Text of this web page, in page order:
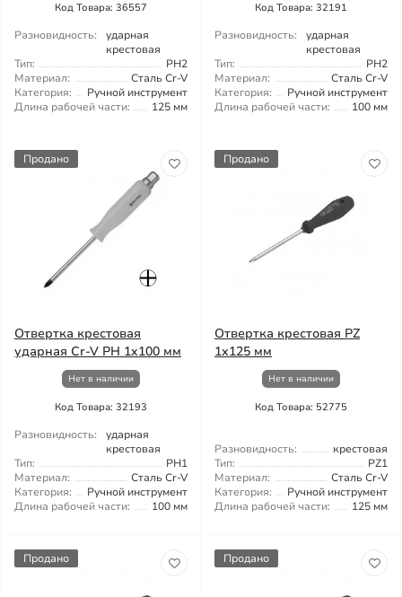
Код Товара: 36557
Разновидность:
ударная
крестовая
Тип:
PH2
Материал:
Сталь Cr-V
Категория:
Ручной инструмент
Длина рабочей части:
125 мм
Код Товара: 32191
Разновидность:
ударная
крестовая
Тип:
PH2
Материал:
Сталь Cr-V
Категория:
Ручной инструмент
Длина рабочей части:
100 мм
Продано
Отвертка крестовая
ударная Cr-V PH 1x100 мм
Нет в наличии
Код Товара: 32193
Разновидность:
ударная
крестовая
Тип:
PH1
Материал:
Сталь Cr-V
Категория:
Ручной инструмент
Длина рабочей части:
100 мм
Продано
Отвертка крестовая PZ
1х125 мм
Нет в наличии
Код Товара: 52775
Разновидность:
крестовая
Тип:
PZ1
Материал:
Сталь Cr-V
Категория:
Ручной инструмент
Длина рабочей части:
125 мм
Продано Продано